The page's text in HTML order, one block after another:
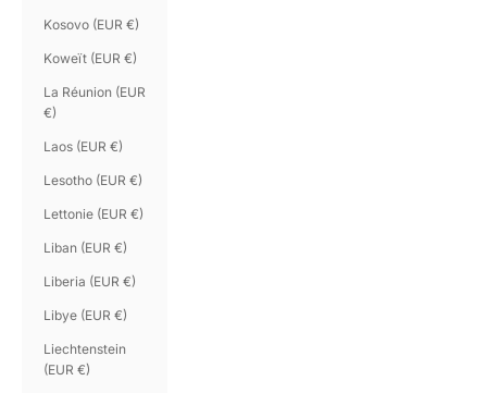
Kosovo (EUR €)
Koweït (EUR €)
La Réunion (EUR
€)
Laos (EUR €)
Lesotho (EUR €)
Lettonie (EUR €)
Liban (EUR €)
Liberia (EUR €)
Libye (EUR €)
Liechtenstein
(EUR €)